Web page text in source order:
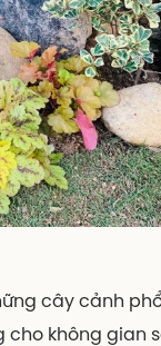
cây cảnh
cho không gian